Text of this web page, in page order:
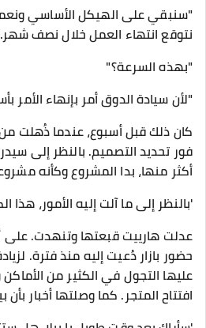
​"سنبقي على الهيكل الأساسي
نتوقع انتهاء العمل خلال نصف
"بهذه السرعة؟"
"لأن سيادة الدوق أمر بإنهاء الأمر
​كان ذلك قبل أسبوع، عندما ذُهلت من
فور تحديد التصميم. بالنظر إلى
أكثر منها، بدا المشروع وكأنه
​'بالنظر إلى ما آلت إليه الأمور، هذا
​عدلت هارييت قبعتها وتنهدت. على
حضور بازار دُعيت إليه منذ فترة.
عليها التجول في الكثير من
افتتاح المتجر. كما وصلتها أخبار بأن